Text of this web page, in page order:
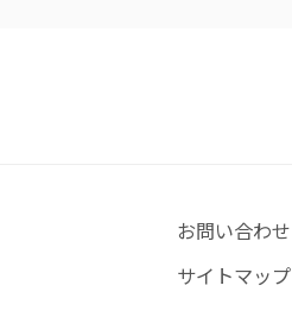
お問い合わせ
サイトマップ